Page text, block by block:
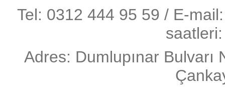
Tel: 0312 444 95 59 / E-
Adres: Dumlupınar